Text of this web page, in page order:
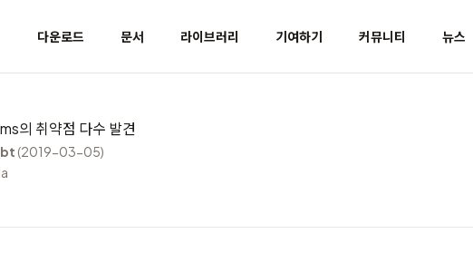
다운로드 문서 라이브러리 기여하기 커뮤니티 뉴스
의 취약점 다수 발견
(2019-03-05)